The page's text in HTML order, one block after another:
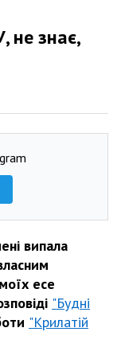
не знає,
випала
есе
"Будні
"Крилатій